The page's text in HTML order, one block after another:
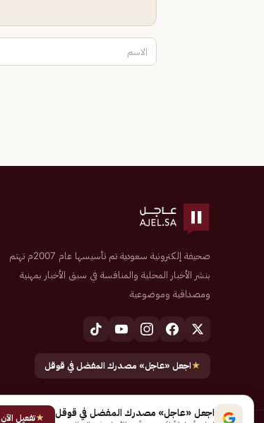
صحيفة إلكترونية سعودية تم تأسيسها عام 2007م تهتم
بنشر الأخبار المحلية والمنافسة في سبق الأخبار بمهنية
ومصداقية وموضوعية
★اجعل «عاجل» مصدرك المفضل في قوقل
اجعل «عاجل» مصدرك المفضل في قوقل ★تفعيل الآن